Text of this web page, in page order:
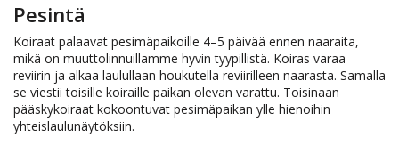
Pesintä
Koiraat palaavat pesimäpaikoille 4–5 päivää ennen naaraita,
mikä on muuttolinnuillamme hyvin tyypillistä. Koiras varaa
reviirin ja alkaa laulullaan houkutella reviirilleen naarasta. Samalla
se viestii toisille koiraille paikan olevan varattu. Toisinaan
pääskykoiraat kokoontuvat pesimäpaikan ylle hienoihin
yhteislaulunäytöksiin.